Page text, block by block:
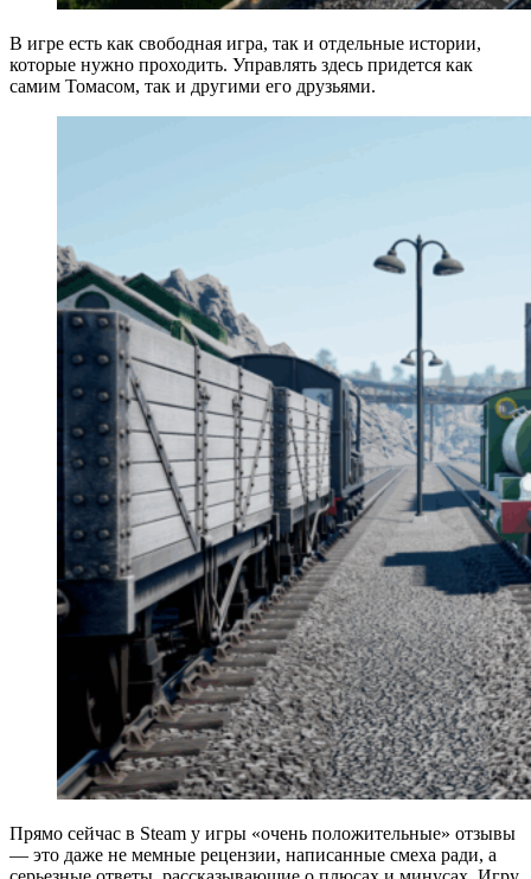
В игре есть как свободная игра, так и отдельные истории,
которые нужно проходить. Управлять здесь придется как
самим Томасом, так и другими его друзьями.
Прямо сейчас в Steam у игры «очень положительные» отзывы
— это даже не мемные рецензии, написанные смеха ради, а